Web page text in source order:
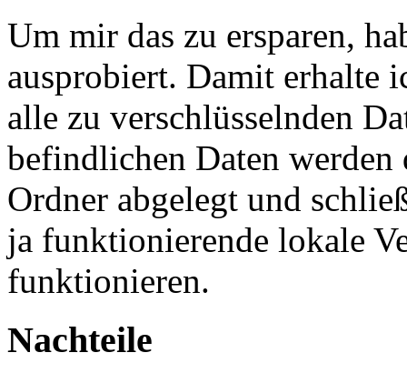
Um mir das zu ersparen,
ausprobiert. Damit erhalte
alle zu verschlüsselnden
befindlichen Daten werden
Ordner abgelegt und
ja funktionierende lokale
funktionieren.
Nachteile